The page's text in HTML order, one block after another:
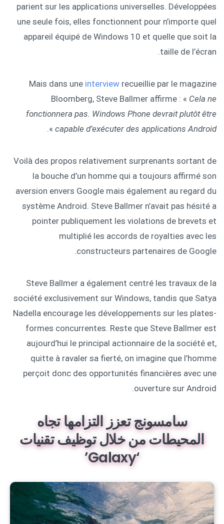
parient sur les applications universelles. Développées
une seule fois, elles fonctionnent pour n’importe quel
appareil équipé de Windows 10 et quelle que soit la
taille de l’écran.
Mais dans une interview recueillie par le magazine
Bloomberg, Steve Ballmer affirme : « Cela ne
fonctionnera pas. Windows Phone devrait plutôt être
capable d’exécuter des applications Android
».
Voilà des propos relativement surprenants sortant de
la bouche d’un homme qui a toujours affirmé son
aversion envers Google mais également au regard du
système Android. Steve Ballmer n’avait pas hésité a
pointer publiquement les violations de brevets et
multiplié les accords de royalties avec les
constructeurs partenaires de Google.
Steve Ballmer a également centré les travaux de la
société exclusivement sur Windows, tandis que Satya
Nadella encourage les développements sur les plates-
formes concurrentes. Reste que Steve Ballmer est
aujourd’hui le principal actionnaire de la société et,
quitte à ravaler sa fierté, on imagine que l’homme
perçoit donc des opportunités financières avec une
ouverture sur Android.
سامسونج تعزز التزامها تجاه
المحيطات من خلال توظيف تقنيات
‘Galaxy’